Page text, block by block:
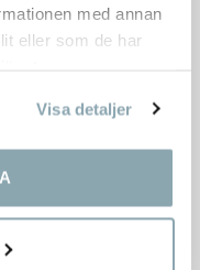
med annan
eller som de har
Visa detaljer
om
att göra hållbara
bilder, eller
och att skapa
för att främja
lägga energi och